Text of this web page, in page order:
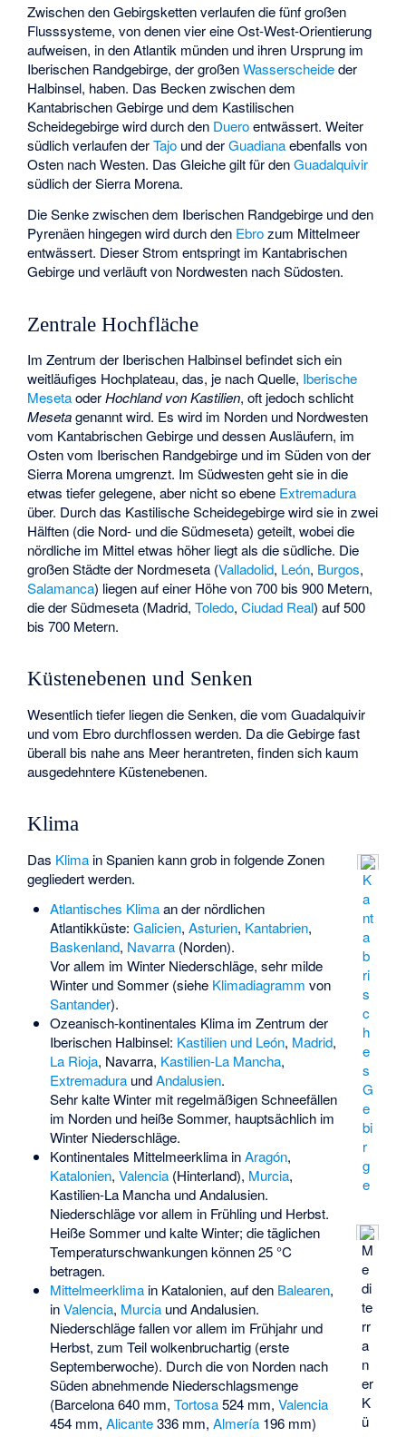
Zwischen den Gebirgsketten verlaufen die fünf großen
Flusssysteme, von denen vier eine Ost-West-Orientierung
aufweisen, in den Atlantik münden und ihren Ursprung im
Iberischen Randgebirge, der großenWasserscheideder
Halbinsel, haben. Das Becken zwischen dem
Kantabrischen Gebirge und dem Kastilischen
Scheidegebirge wird durch den Dueroentwässert. Weiter
südlich verlaufen derTajo und derGuadianaebenfalls von
Osten nach Westen. Das Gleiche gilt für denGuadalquivir
südlich der Sierra Morena.
Die Senke zwischen dem Iberischen Randgebirge und den
Pyrenäen hingegen wird durch den Ebrozum Mittelmeer
entwässert. Dieser Strom entspringt im Kantabrischen
Gebirge und verläuft von Nordwesten nach Südosten.
Zentrale Hochfläche
Im Zentrum der Iberischen Halbinsel befindet sich ein
weitläufiges Hochplateau, das, je nach Quelle, Iberische
MesetaoderHochland von Kastilien, oft jedoch schlicht
Mesetagenannt wird. Es wird im Norden und Nordwesten
vom Kantabrischen Gebirge und dessen Ausläufern, im
Osten vom Iberischen Randgebirge und im Süden von der
Sierra Morena umgrenzt. Im Südwesten geht sie in die
etwas tiefer gelegene, aber nicht so ebene Extremadura
über. Durch das Kastilische Scheidegebirge wird sie in zwei
Hälften (die Nord- und die Südmeseta) geteilt, wobei die
nördliche im Mittel etwas höher liegt als die südliche. Die
großen Städte der Nordmeseta (Valladolid, León, Burgos,
Salamanca) liegen auf einer Höhe von 700 bis 900 Metern,
die der Südmeseta (Madrid,Toledo,Ciudad Real) auf 500
bis 700 Metern.
Küstenebenen und Senken
Wesentlich tiefer liegen die Senken, die vom Guadalquivir
und vom Ebro durchflossen werden. Da die Gebirge fast
überall bis nahe ans Meer herantreten, finden sich kaum
ausgedehntere Küstenebenen.
Klima
K
a
nt
a
b
ri
s
c
h
e
s
G
e
bi
r
g
e
M
e
di
te
rr
a
n
er
K
ü
Das Klima in Spanien kann grob in folgende Zonen
gegliedert werden.
Atlantisches Klimaan der nördlichen
Atlantikküste: Galicien, Asturien, Kantabrien,
Baskenland, Navarra(Norden).
Vor allem im Winter Niederschläge, sehr milde
Winter und Sommer (siehe Klimadiagramm von
Santander).
Ozeanisch-kontinentales Klimaim Zentrum der
Iberischen Halbinsel: Kastilien und León, Madrid,
La Rioja, Navarra, Kastilien-La Mancha,
ExtremaduraundAndalusien.
Sehr kalte Winter mit regelmäßigen Schneefällen
im Norden und heiße Sommer, hauptsächlich im
Winter Niederschläge.
Kontinentales MittelmeerklimainAragón,
Katalonien, Valencia(Hinterland), Murcia,
Kastilien-La Mancha und Andalusien.
Niederschläge vor allem in Frühling und Herbst.
Heiße Sommer und kalte Winter; die täglichen
Temperaturschwankungen können 25 °C
betragen.
Mittelmeerklimain Katalonien, auf den Balearen,
inValencia, Murciaund Andalusien.
Niederschläge fallen vor allem im Frühjahr und
Herbst, zum Teil wolkenbruchartig (erste
Septemberwoche). Durch die von Norden nach
Süden abnehmende Niederschlagsmenge
(Barcelona 640 mm, Tortosa524 mm, Valencia
454 mm, Alicante336 mm, Almería196 mm)